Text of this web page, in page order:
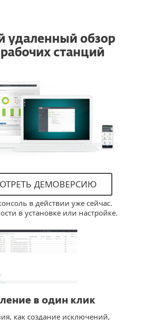
удаленный обзор
станций
ДЕМОВЕРСИЮ
в действии уже сейчас.
в установке или настройке.
в один клик
как создание исключений,